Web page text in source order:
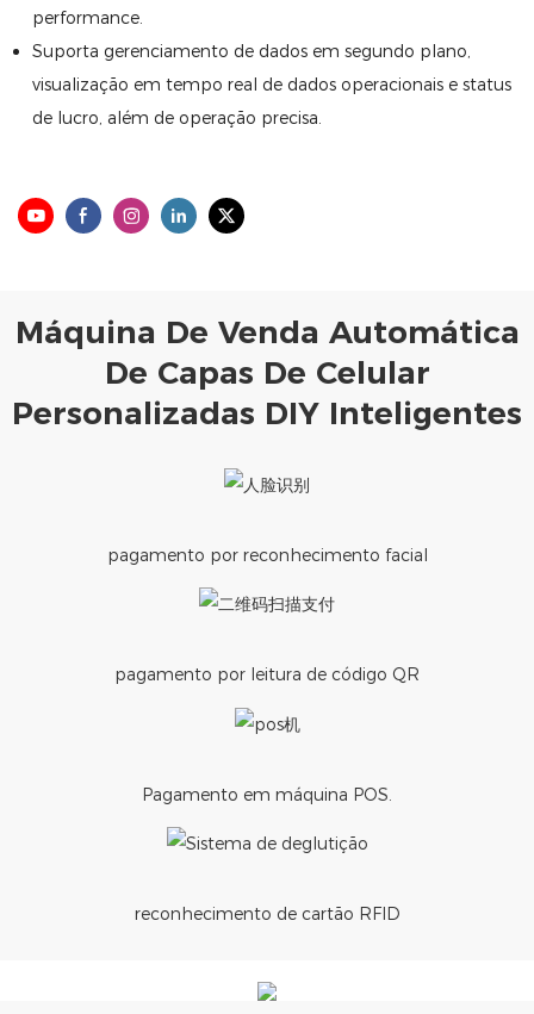
performance.
Suporta gerenciamento de dados em segundo plano,
visualização em tempo real de dados operacionais e status
de lucro, além de operação precisa.
Máquina De Venda Automática
De Capas De Celular
Personalizadas DIY Inteligentes
pagamento por reconhecimento facial
pagamento por leitura de código QR
Pagamento em máquina POS.
reconhecimento de cartão RFID